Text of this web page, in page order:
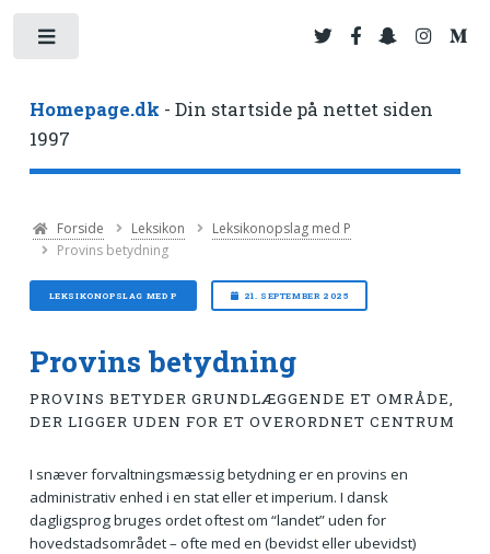
Homepage.dk - Din startside på nettet siden
1997
Forside Leksikon
Leksikonopslag med P
Provins betydning
LEKSIKONOPSLAG MED P 21. SEPTEMBER 2025
Provins betydning
PROVINS BETYDER GRUNDLÆGGENDE ET OMRÅDE,
DER LIGGER UDEN FOR ET OVERORDNET CENTRUM
I snæver forvaltningsmæssig betydning er en provins en
administrativ enhed i en stat eller et imperium. I dansk
dagligsprog bruges ordet oftest om “landet” uden for
hovedstadsområdet – ofte med en (bevidst eller ubevidst)